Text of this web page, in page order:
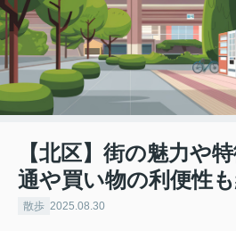
【北区】街の魅力や
通や買い物の利便性
散歩 2025.08.30